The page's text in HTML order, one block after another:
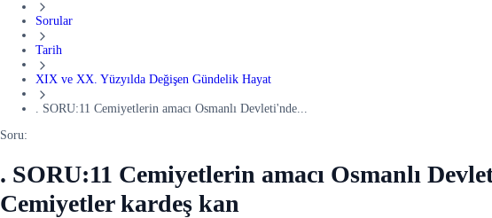
Sorular
Tarih
XIX ve XX. Yüzyılda Değişen Gündelik Hayat
. SORU:11 Cemiyetlerin amacı Osmanlı Devleti'nde...
Soru:
. SORU:11 Cemiyetlerin amacı Osmanlı
Cemiyetler kardeş kan